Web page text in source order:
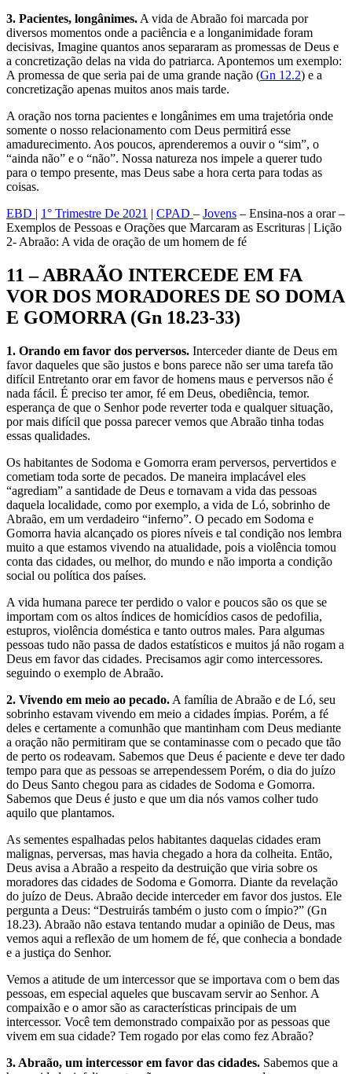
3. Pacientes, longânimes. A vida de Abraão foi marcada por
diversos momentos onde a paciência e a longanimidade foram
decisivas, Imagine quantos anos separaram as promessas de Deus e
a concretização delas na vida do patriarca. Apontemos um exemplo:
A promessa de que seria pai de uma grande nação (Gn 12.2) e a
concretização apenas muitos anos mais tarde.
A oração nos torna pacientes e longânimes em uma trajetória onde
somente o nosso relacionamento com Deus permitirá esse
amadurecimento. Aos poucos, aprenderemos a ouvir o “sim”, o
“ainda não” e o “não”. Nossa natureza nos impele a querer tudo
para o tempo presente, mas Deus sabe a hora certa para todas as
coisas.
EBD | 1° Trimestre De 2021 | CPAD – Jovens – Ensina-nos a orar –
Exemplos de Pessoas e Orações que Marcaram as Escrituras | Lição
2- Abraão: A vida de oração de um homem de fé
11 – ABRAÃO INTERCEDE EM FA
VOR DOS MORADORES DE SO DOMA
E GOMORRA (Gn 18.23-33)
1. Orando em favor dos perversos. Interceder diante de Deus em
favor daqueles que são justos e bons parece não ser uma tarefa tão
difícil Entretanto orar em favor de homens maus e perversos não é
nada fácil. É preciso ter amor, fé em Deus, obediência, temor.
esperança de que o Senhor pode reverter toda e qualquer situação,
por mais difícil que possa parecer vemos que Abraão tinha todas
essas qualidades.
Os habitantes de Sodoma e Gomorra eram perversos, pervertidos e
cometiam toda sorte de pecados. De maneira implacável eles
“agrediam” a santidade de Deus e tornavam a vida das pessoas
daquela localidade, como por exemplo, a vida de Ló, sobrinho de
Abraão, em um verdadeiro “inferno”. O pecado em Sodoma e
Gomorra havia alcançado os piores níveis e tal condição nos lembra
muito a que estamos vivendo na atualidade, pois a violência tomou
conta das cidades, ou melhor, do mundo e não importa a condição
social ou política dos países.
A vida humana parece ter perdido o valor e poucos são os que se
importam com os altos índices de homicídios casos de pedofilia,
estupros, violência doméstica e tanto outros males. Para algumas
pessoas tudo não passa de dados estatísticos e muitos já não rogam a
Deus em favor das cidades. Precisamos agir como intercessores.
seguindo o exemplo de Abraão.
2. Vivendo em meio ao pecado. A família de Abraão e de Ló, seu
sobrinho estavam vivendo em meio a cidades ímpias. Porém, a fé
deles e certamente a comunhão que mantinham com Deus mediante
a oração não permitiram que se contaminasse com o pecado que tão
de perto os rodeavam. Sabemos que Deus é paciente e deve ter dado
tempo para que as pessoas se arrependessem Porém, o dia do juízo
do Deus Santo chegou para as cidades de Sodoma e Gomorra.
Sabemos que Deus é justo e que um dia nós vamos colher tudo
aquilo que plantamos.
As sementes espalhadas pelos habitantes daquelas cidades eram
malignas, perversas, mas havia chegado a hora da colheita. Então,
Deus avisa a Abraão a respeito da destruição que viria sobre os
moradores das cidades de Sodoma e Gomorra. Diante da revelação
do juízo de Deus. Abraão decide interceder em favor dos justos. Ele
pergunta a Deus: “Destruirás também o justo com o ímpio?” (Gn
18.23). Abraão não estava tentando mudar a opinião de Deus, mas
vemos aqui a reflexão de um homem de fé, que conhecia a bondade
e a justiça do Senhor.
Vemos a atitude de um intercessor que se importava com o bem das
pessoas, em especial aqueles que buscavam servir ao Senhor. A
compaixão e o amor são as características principais de um
intercessor. Você tem demonstrado compaixão por as pessoas que
vivem em sua cidade? Tem rogado por elas como fez Abraão?
3. Abraão, um intercessor em favor das cidades. Sabemos que a